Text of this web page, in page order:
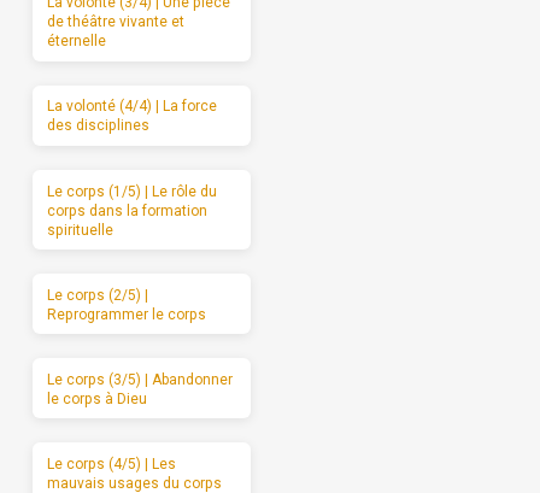
de théâtre vivante et
éternelle
La volonté (4/4) | La force
des disciplines
Le corps (1/5) | Le rôle du
corps dans la formation
spirituelle
Le corps (2/5) |
Reprogrammer le corps
Le corps (3/5) | Abandonner
le corps à Dieu
Le corps (4/5) | Les
mauvais usages du corps